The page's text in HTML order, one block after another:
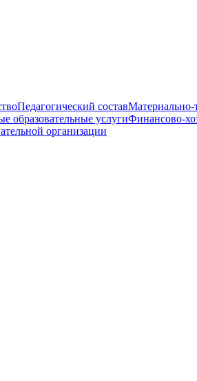
Педагогический составМатериально-
образовательные услугиФинансово-
организации